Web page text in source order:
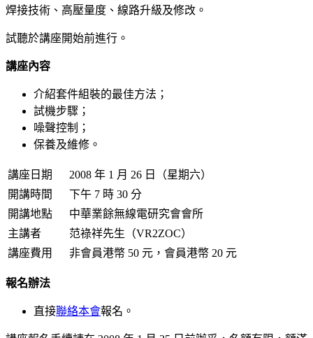
焊接技術、高壓量度、線路升級及修改。
試聽於講座開始前進行。
講座內容
介紹套件組裝的最佳方法；
試機步驟；
噪聲控制；
保養及維修。
講座日期
2008 年 1 月 26 日（星期六）
開講時間
下午 7 時 30 分
開講地點
中華業餘無線電研究會會所
主講者
范祿祥先生（VR2ZOC）
講座費用
非會員港幣 50 元，會員港幣 20 元
報名辦法
直接聯絡本會報名。